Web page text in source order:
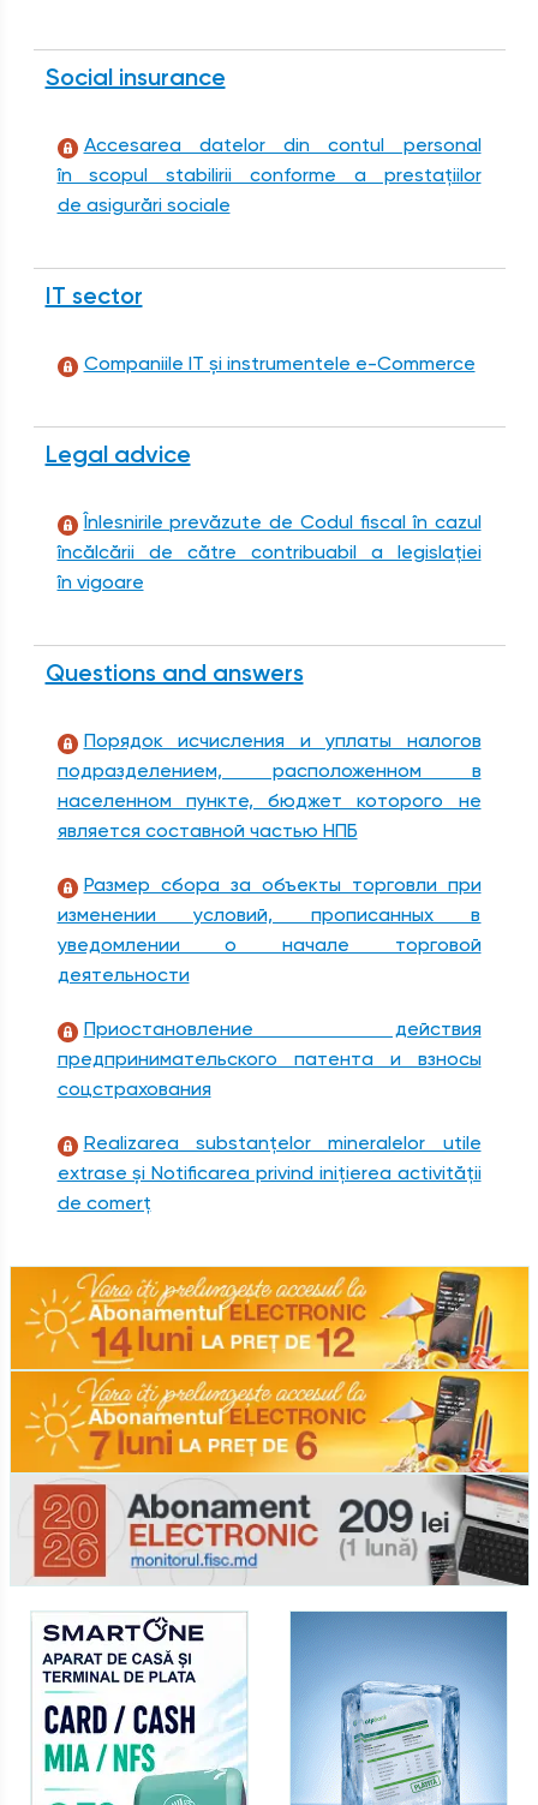
Social insurance
Accesarea datelor din contul personal
în scopul stabilirii conforme a prestaţiilor
de asigurări sociale
IT sector
Companiile IT și instrumentele e-Commerce
Legal advice
Înlesnirile prevăzute de Codul fiscal în cazul
încălcării de către contribuabil a legislației
în vigoare
Questions and answers
Порядок исчисления и уплаты налогов
подразделением, расположенном в
населенном пункте, бюджет которого не
является составной частью НПБ
Размер сбора за объекты торговли при
изменении условий, прописанных в
уведомлении о начале торговой
деятельности
Приостановление действия
предпринимательского патента и взносы
соцстрахования
Realizarea substanțelor mineralelor utile
extrase și Notificarea privind inițierea activității
de comerț